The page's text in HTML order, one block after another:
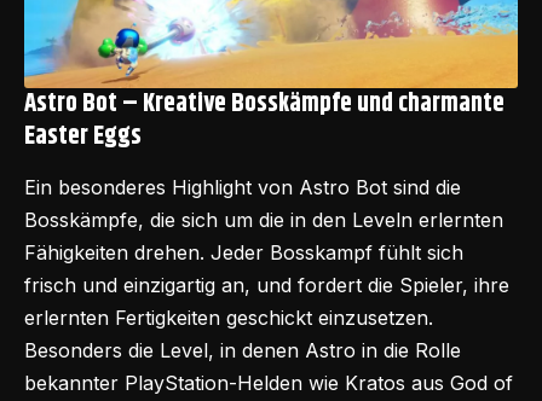
Astro Bot –Kreative Bosskämpfe und charmante
Easter Eggs
Ein besonderes Highlight von Astro Bot sind die
Bosskämpfe, die sich um die in den Leveln erlernten
Fähigkeiten drehen. Jeder Bosskampf fühlt sich
frisch und einzigartig an, und fordert die Spieler, ihre
erlernten Fertigkeiten geschickt einzusetzen.
Besonders die Level, in denen Astro in die Rolle
bekannter PlayStation-Helden wie Kratos aus God of